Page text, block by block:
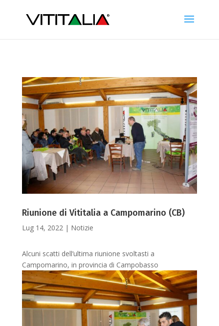
Riunione di Vititalia a Campomarino (CB)
Lug 14, 2022| Notizie
Alcuni scatti dell’ultima riunione svoltasti a
Campomarino, in provincia di Campobasso